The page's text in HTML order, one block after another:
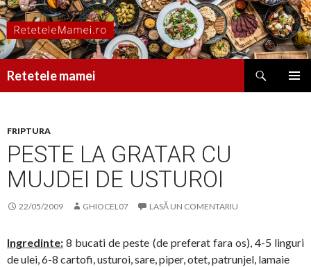
Retetele mamei
FRIPTURA
PESTE LA GRATAR CU
MUJDEI DE USTUROI
22/05/2009 GHIOCEL07 LASĂ UN COMENTARIU
Ingredinte: 8 bucati de peste (de preferat fara os), 4-5 linguri
de ulei, 6-8 cartofi, usturoi, sare, piper, otet, patrunjel, lamaie